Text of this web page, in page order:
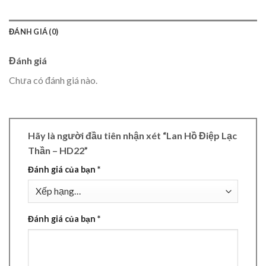
ĐÁNH GIÁ (0)
Đánh giá
Chưa có đánh giá nào.
Hãy là người đầu tiên nhận xét “Lan Hồ Điệp Lạc
Thần – HD22”
Đánh giá của bạn *
Đánh giá của bạn *